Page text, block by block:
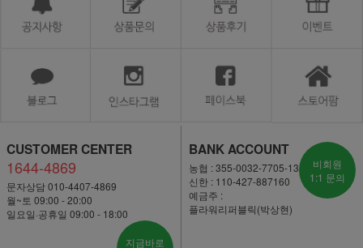
CUSTOMER CENTER
1644-4869
문자상담 010-4407-4869
월~토 09:00 - 20:00
일요일·공휴일 09:00 - 18:00
지금바로
BANK ACCOUNT
농협 : 355-0032-7705-13
신한 : 110-427-887160
예금주 :
플라워리퍼블릭(박상현)
비회원
1:1 문의